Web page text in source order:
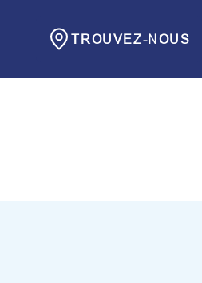
TROUVEZ-NOUS